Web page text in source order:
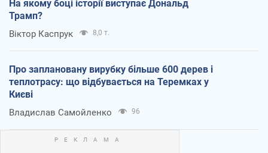
На якому боці історії виступає Дональд
Трамп?
Віктор Каспрук 8,0 т.
Про заплановану вирубку більше 600 дерев і
теплотрасу: що відбувається на Теремках у
Києві
Владислав Самойленко 96